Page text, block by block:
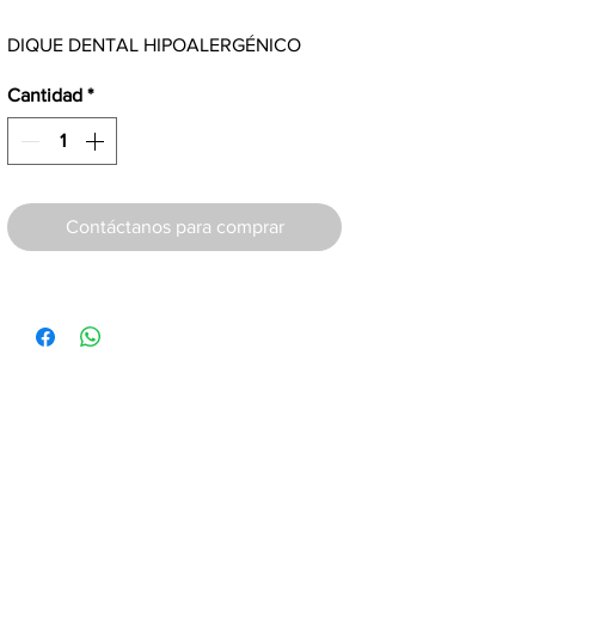
DIQUE DENTAL HIPOALERGÉNICO
Cantidad *
Contáctanos para comprar